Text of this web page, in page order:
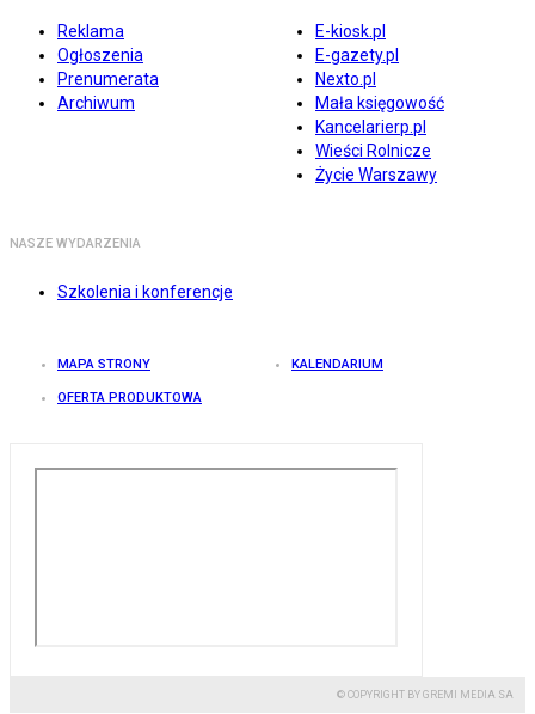
Reklama
Ogłoszenia
Prenumerata
Archiwum
E-kiosk.pl
E-gazety.pl
Nexto.pl
Mała księgowość
Kancelarierp.pl
Wieści Rolnicze
Życie Warszawy
NASZE WYDARZENIA
Szkolenia i konferencje
MAPA STRONY KALENDARIUM
OFERTA PRODUKTOWA
© COPYRIGHT BY GREMI MEDIA SA